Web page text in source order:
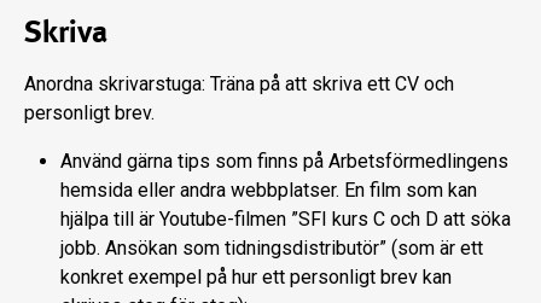
Skriva
Anordna skrivarstuga: Träna på att skriva ett CV och
personligt brev.
Använd gärna tips som finns på Arbetsförmedlingens
hemsida eller andra webbplatser. En film som kan
hjälpa till är Youtube-filmen ”SFI kurs C och D att söka
jobb. Ansökan som tidningsdistributör” (som är ett
konkret exempel på hur ett personligt brev kan